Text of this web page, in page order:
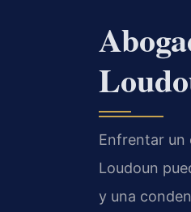
Enfrentar un
Loudoun
y una